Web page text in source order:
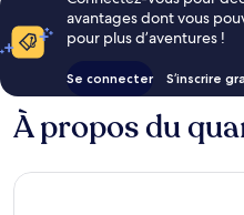
avantages dont vous
pour plus d’aventures !
Se connecter S’inscrire
À propos du